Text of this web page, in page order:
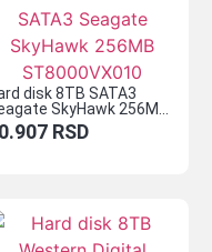
disk 8TB SATA3
SkyHawk 256M...
RSD